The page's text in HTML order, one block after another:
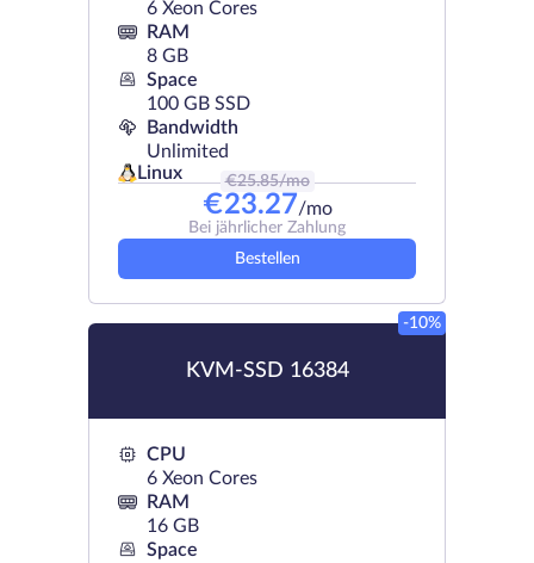
6 Xeon Cores
RAM
8 GB
Space
100 GB SSD
Bandwidth
Unlimited
Linux
€25.85/mo
€23.27/mo
Bei jährlicher Zahlung
Bestellen
KVM-SSD 16384
-10%
CPU
6 Xeon Cores
RAM
16 GB
Space